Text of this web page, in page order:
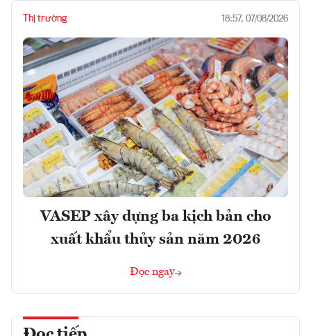
Thị trường 18:57, 07/08/2026
VASEP xây dựng ba kịch bản cho
xuất khẩu thủy sản năm 2026
Đọc ngay